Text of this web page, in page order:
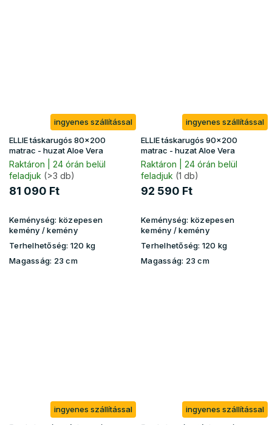
ingyenes szállítással
ELLIE táskarugós 80x200
matrac - huzat Aloe Vera
Raktáron | 24 órán belül
feladjuk (>3 db)
81 090 Ft
Keménység: közepesen
kemény / kemény
Terhelhetőség: 120 kg
Magasság: 23 cm
ingyenes szállítással
ELLIE táskarugós 90x200
matrac - huzat Aloe Vera
Raktáron | 24 órán belül
feladjuk (1 db)
92 590 Ft
Keménység: közepesen
kemény / kemény
Terhelhetőség: 120 kg
Magasság: 23 cm
ingyenes szállítással
ingyenes szállítással